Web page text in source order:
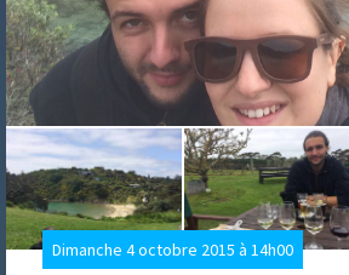
Dimanche 4 octobre 2015 à 14h00